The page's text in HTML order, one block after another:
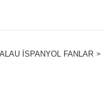
İSPANYOL FANLAR